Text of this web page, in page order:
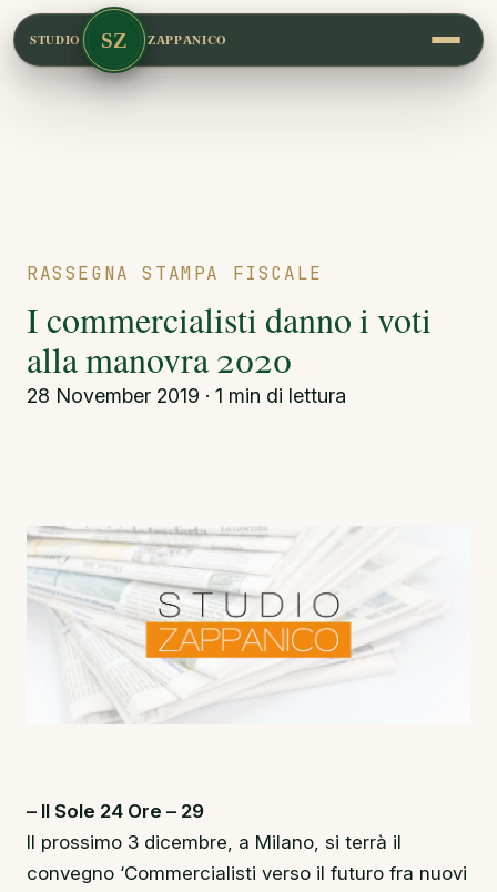
STUDIO SZ ZAPPANICO
RASSEGNA STAMPA FISCALE
I commercialisti danno i voti
alla manovra 2020
28 November 2019 · 1 min di lettura
– Il Sole 24 Ore – 29
Il prossimo 3 dicembre, a Milano, si terrà il
convegno ‘Commercialisti verso il futuro fra nuovi